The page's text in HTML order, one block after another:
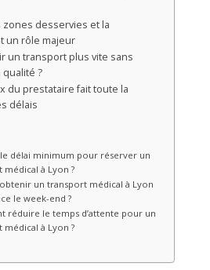
zones desservies et la
un rôle majeur
un transport plus vite sans
?
du prestataire fait toute la
délais
délai minimum pour réserver un
à Lyon ?
un transport médical à Lyon
le week-end ?
réduire le temps d’attente pour un
à Lyon ?